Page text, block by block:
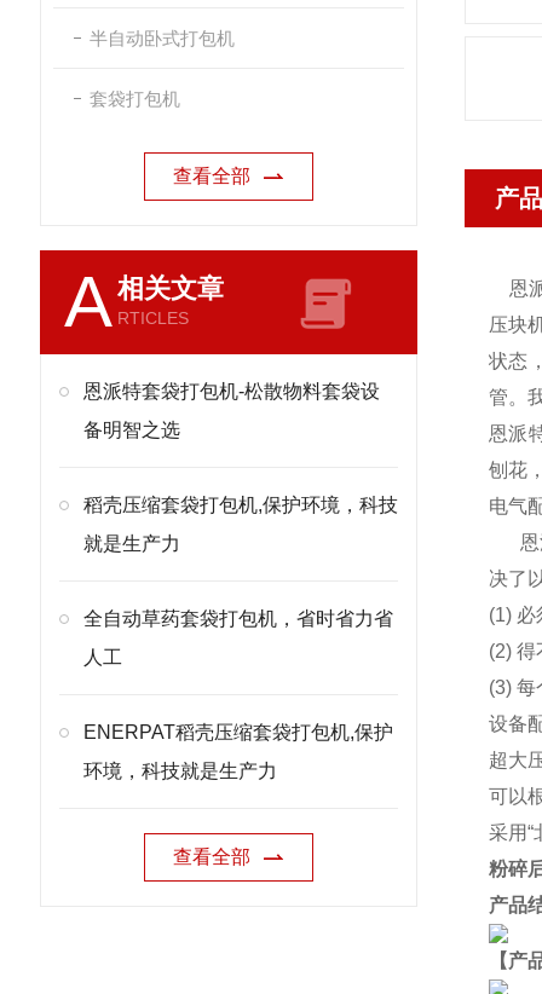
半自动卧式打包机
套袋打包机
查看全部
A相关文章
RTICLES
恩派特套袋打包机-松散物料套袋设
备明智之选
稻壳压缩套袋打包机,保护环境，科技
就是生产力
全自动草药套袋打包机，省时省力省
人工
ENERPAT稻壳压缩套袋打包机,保护
环境，科技就是生产力
查看全部
产
恩
压块
状态
管。
恩派
刨花
电气
恩
决了
(1)
(2)
(3)
设备
超大
可以
采用“
粉碎
产品
【产